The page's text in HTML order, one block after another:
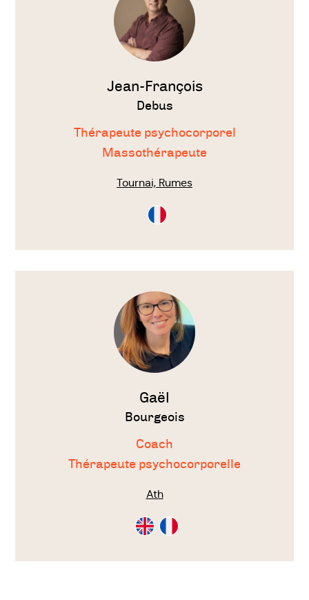
Jean-François
Debus
Thérapeute psychocorporel
Massothérapeute
Tournai, Rumes
Consultation
en
Voir
Gaël
Bourgeois
Coach
Thérapeute psychocorporelle
Ath
Consultation
en
Consultation
en